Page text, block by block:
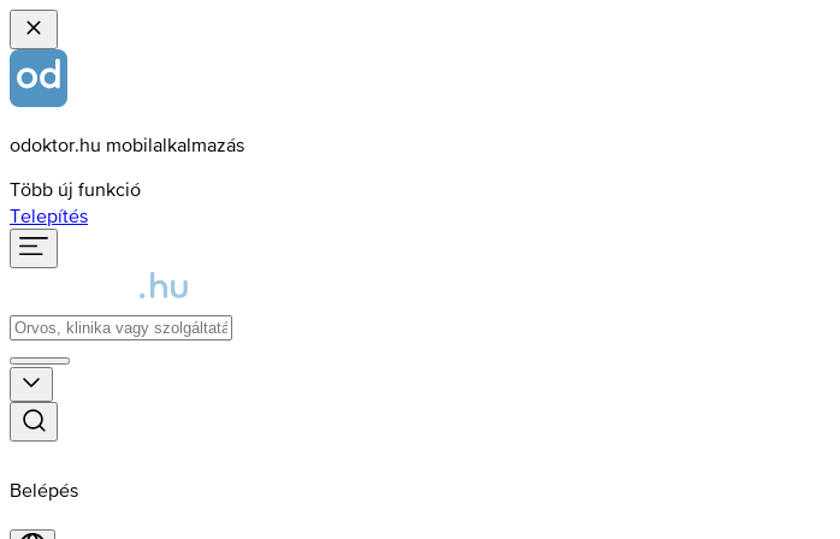
odoktor.hu mobilalkalmazás
Több új funkció
Telepítés
Belépés